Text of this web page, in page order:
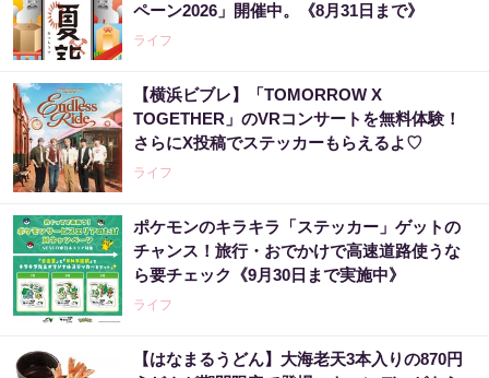
ペーン2026」開催中。《8月31日まで》
ライフ
【横浜ビブレ】「TOMORROW X
TOGETHER」のVRコンサートを無料体験！
さらにX投稿でステッカーもらえるよ♡
ライフ
ポケモンのキラキラ「ステッカー」ゲットの
チャンス！旅行・おでかけで高速道路使うな
ら要チェック《9月30日まで実施中》
ライフ
【はなまるうどん】大海老天3本入りの870円